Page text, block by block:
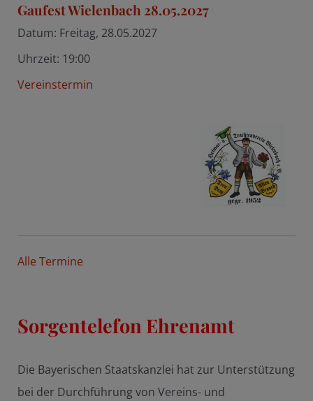
Gaufest Wielenbach 28.05.2027
Datum: Freitag, 28.05.2027
Uhrzeit: 19:00
Vereinstermin
Alle Termine
Sorgentelefon Ehrenamt
Die Bayerischen Staatskanzlei hat zur Unterstützung
bei der Durchführung von Vereins- und